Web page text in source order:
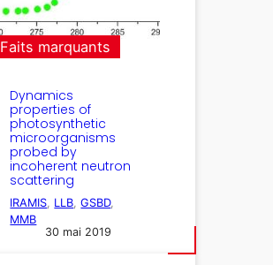
Faits marquants
Dynamics
properties of
photosynthetic
microorganisms
probed by
incoherent neutron
scattering
IRAMIS, LLB, GSBD
MMB
30 mai 2019